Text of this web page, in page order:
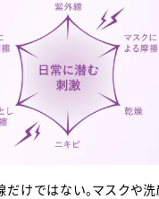
だけではない。マスクや洗